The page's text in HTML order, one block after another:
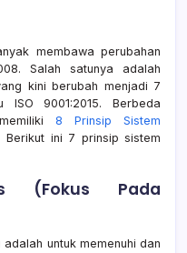
membawa perubahan
Salah satunya adalah
kini berubah menjadi 7
ISO 9001:2015. Berbeda
8 Prinsip Sistem
ini 7 prinsip sistem
(Fokus Pada
untuk memenuhi dan